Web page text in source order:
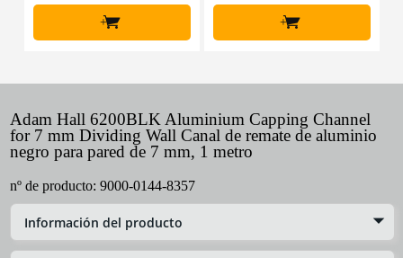
+ +
Adam Hall 6200BLK Aluminium Capping Channel
for 7 mm Dividing Wall Canal de remate de aluminio
negro para pared de 7 mm, 1 metro
nº de producto: 9000-0144-8357
Información del producto